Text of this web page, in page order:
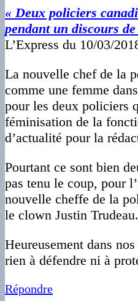
« Deux policiers
pendant un discours
L’Express du 10/03/
La nouvelle chef de la
comme une femme
pour les deux policiers
féminisation de la
d’actualité pour la
Pourtant ce sont bien
pas tenu le coup, pour
nouvelle cheffe de la
le clown Justin
Heureusement dans
rien à défendre ni à
Répondre